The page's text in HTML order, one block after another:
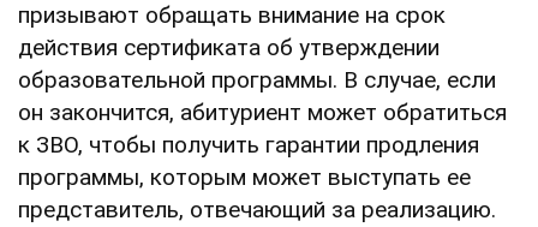
призывают обращать внимание на срок
действия сертификата об утверждении
образовательной программы. В случае, если
он закончится, абитуриент может обратиться
к ЗВО, чтобы получить гарантии продления
программы, которым может выступать ее
представитель, отвечающий за реализацию.